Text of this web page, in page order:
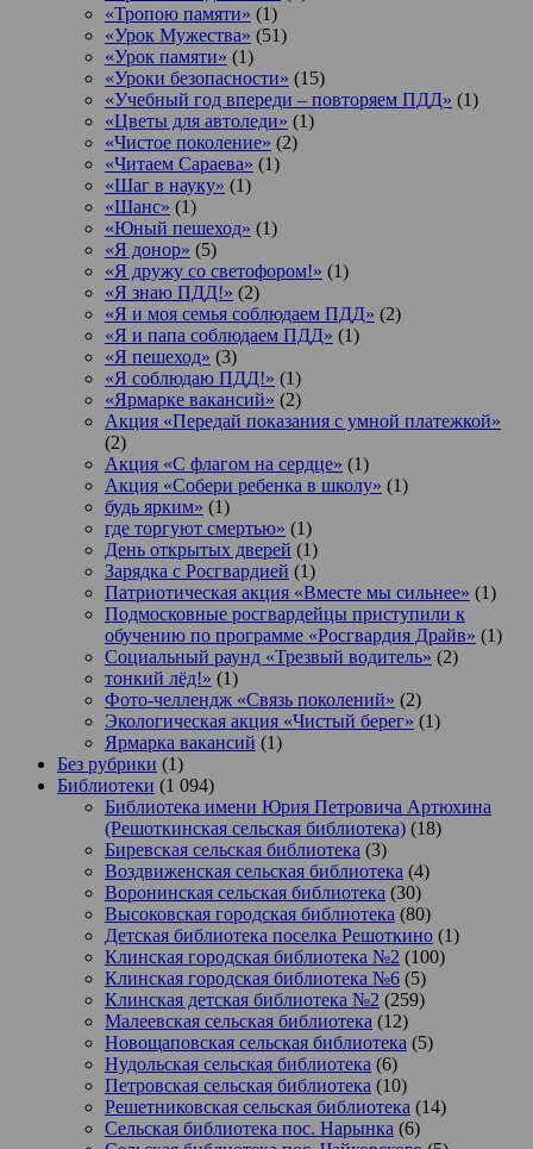
«Тропою памяти» (1)
«Урок Мужества» (51)
«Урок памяти» (1)
«Уроки безопасности» (15)
«Учебный год впереди – повторяем ПДД» (1)
«Цветы для автоледи» (1)
«Чистое поколение» (2)
«Читаем Сараева» (1)
«Шаг в науку» (1)
«Шанс» (1)
«Юный пешеход» (1)
«Я донор» (5)
«Я дружу со светофором!» (1)
«Я знаю ПДД!» (2)
«Я и моя семья соблюдаем ПДД» (2)
«Я и папа соблюдаем ПДД» (1)
«Я пешеход» (3)
«Я соблюдаю ПДД!» (1)
«Ярмарке вакансий» (2)
Акция «Передай показания с умной платежкой»
(2)
Акция «С флагом на сердце» (1)
Акция «Собери ребенка в школу» (1)
будь ярким» (1)
где торгуют смертью» (1)
День открытых дверей (1)
Зарядка с Росгвардией (1)
Патриотическая акция «Вместе мы сильнее» (1)
Подмосковные росгвардейцы приступили к
обучению по программе «Росгвардия Драйв» (1)
Социальный раунд «Трезвый водитель» (2)
тонкий лёд!» (1)
Фото-челлендж «Связь поколений» (2)
Экологическая акция «Чистый берег» (1)
Ярмарка вакансий (1)
Без рубрики (1)
Библиотеки (1 094)
Библиотека имени Юрия Петровича Артюхина
(Решоткинская сельская библиотека) (18)
Биревская сельская библиотека (3)
Воздвиженская сельская библиотека (4)
Воронинская сельская библиотека (30)
Высоковская городская библиотека (80)
Детская библиотека поселка Решоткино (1)
Клинская городская библиотека №2 (100)
Клинская городская библиотека №6 (5)
Клинская детская библиотека №2 (259)
Малеевская сельская библиотека (12)
Новощаповская сельская библиотека (5)
Нудольская сельская библиотека (6)
Петровская сельская библиотека (10)
Решетниковская сельская библиотека (14)
Сельская библиотека пос. Нарынка (6)